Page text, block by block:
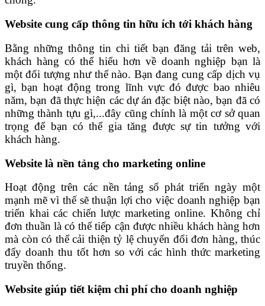
Website cung cấp thông tin hữu ích tới khách hàng
Bằng những thông tin chi tiết bạn đăng tải trên web,
khách hàng có thể hiểu hơn về doanh nghiệp bạn là
một đối tượng như thế nào. Bạn đang cung cấp dịch vụ
gì, bạn hoạt động trong lĩnh vực đó được bao nhiêu
năm, bạn đã thực hiện các dự án đặc biệt nào, bạn đã có
những thành tựu gì,...đây cũng chính là một cơ sở quan
trọng để bạn có thể gia tăng được sự tin tưởng với
khách hàng.
Website là nền tảng cho marketing online
Hoạt động trên các nền tảng số phát triển ngày một
mạnh mẽ vì thế sẽ thuận lợi cho việc doanh nghiệp bạn
triển khai các chiến lược marketing online. Không chỉ
đơn thuần là có thể tiếp cận được nhiều khách hàng hơn
mà còn có thể cải thiện tỷ lệ chuyển đổi đơn hàng, thúc
đẩy doanh thu tốt hơn so với các hình thức marketing
truyền thống.
Website giúp tiết kiệm chi phí cho doanh nghiệp